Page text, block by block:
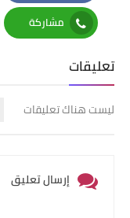
Facebook
مشاركة
Whatsapp
تعليقات
ليست هناك تعليقات
إرسال تعليق